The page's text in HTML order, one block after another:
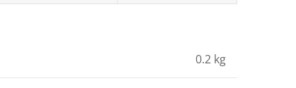
0.2 kg